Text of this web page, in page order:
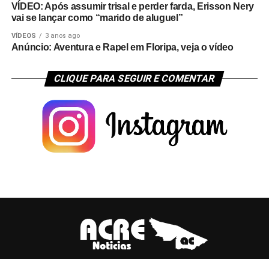
VÍDEO: Após assumir trisal e perder farda, Erisson Nery
vai se lançar como “marido de aluguel”
VÍDEOS 3 anos ago
Anúncio: Aventura e Rapel em Floripa, veja o vídeo
CLIQUE PARA SEGUIR E COMENTAR